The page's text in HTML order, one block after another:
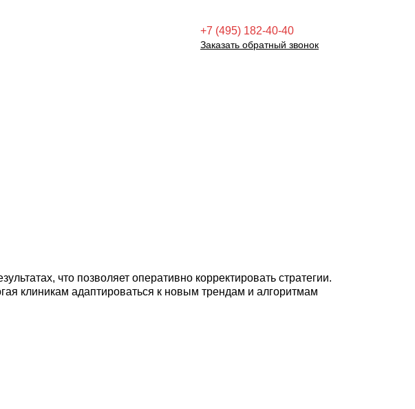
+7 (495) 182-40-40
Заказать обратный звонок
что позволяет оперативно корректировать стратегии.
клиникам адаптироваться к новым трендам и алгоритмам